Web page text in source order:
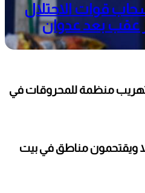
قوات الاحتلال
عقب بعد عدوان
تهريب منظمة للمحروقات في
ويقتحمون مناطق في بيت